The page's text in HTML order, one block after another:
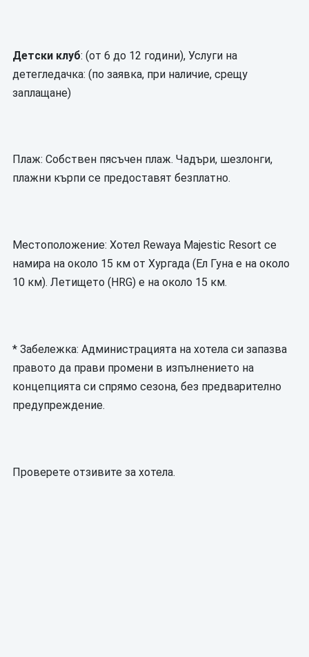
Детски клуб: (от 6 до 12 години), Услуги на
детегледачка: (по заявка, при наличие, срещу
заплащане)
Плаж: Собствен пясъчен плаж. Чадъри, шезлонги,
плажни кърпи се предоставят безплатно.
Местоположение: Хотел Rewaya Majestic Resort се
намира на около 15 км от Хургада (Ел Гуна е на около
10 км). Летището (HRG) е на около 15 км.
* Забележка: Администрацията на хотела си запазва
правото да прави промени в изпълнението на
концепцията си спрямо сезона, без предварително
предупреждение.
Проверете отзивите за хотела.